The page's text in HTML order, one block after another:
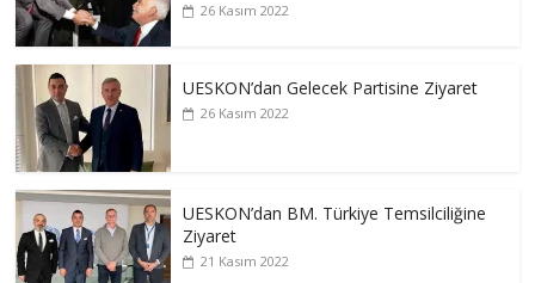
26 Kasım 2022
UESKON’dan Gelecek Partisine Ziyaret
26 Kasım 2022
UESKON’dan BM. Türkiye Temsilciliğine
Ziyaret
21 Kasım 2022